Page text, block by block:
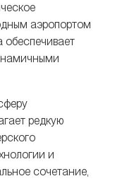
аэропортом
редкую
и
сочетание,